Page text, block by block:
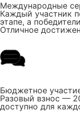
Международные
Каждый участник
этапе, а
Отличное
Бюджетное
Разовый взнос —
доступно для